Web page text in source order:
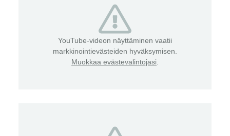
YouTube-videon näyttäminen vaatii
markkinointievästeiden hyväksymisen.
Muokkaa evästevalintojasi.